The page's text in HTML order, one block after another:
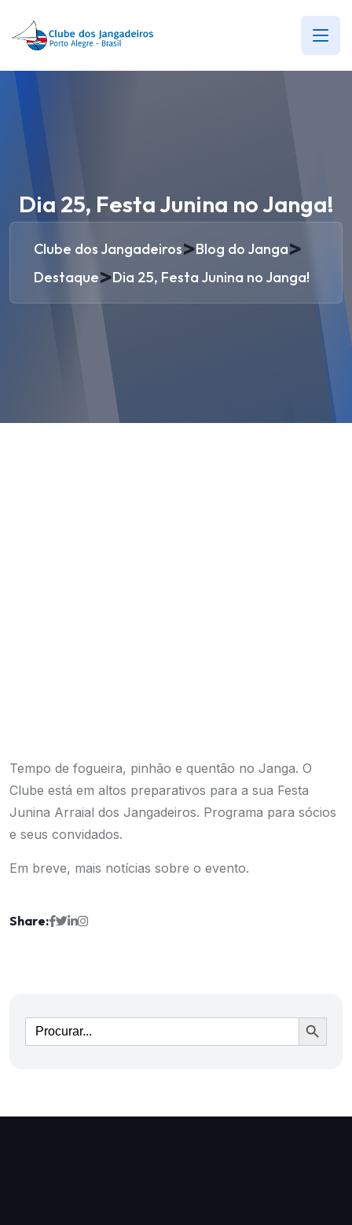
Dia 25, Festa Junina no Janga!
Clube dos Jangadeiros>Blog do Janga>
Destaque>Dia 25, Festa Junina no Janga!
Tempo de fogueira, pinhão e quentão no Janga. O
Clube está em altos preparativos para a sua Festa
Junina Arraial dos Jangadeiros. Programa para sócios
e seus convidados.
Em breve, mais notícias sobre o evento.
Share:
Ir